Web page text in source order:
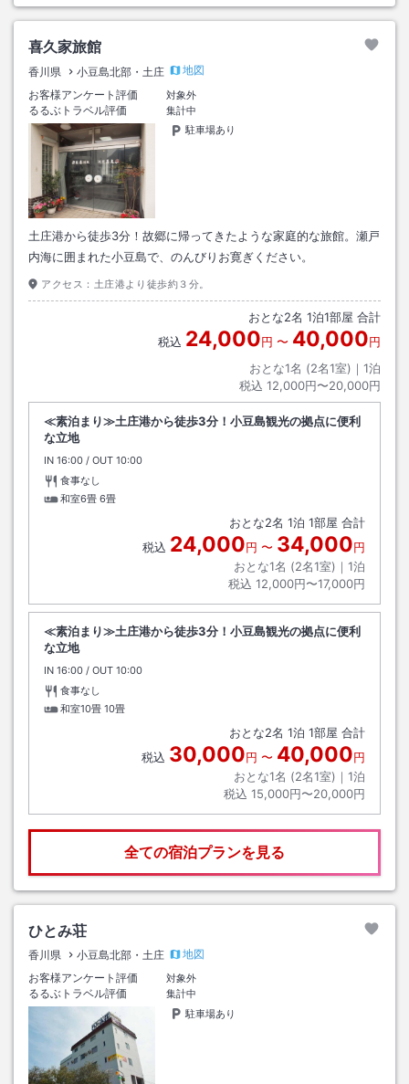
喜久家旅館
香川県 小豆島北部・土庄
地図
お客様アンケート評価
対象外
るるぶトラベル評価
集計中
駐車場あり
土庄港から徒歩3分！故郷に帰ってきたような家庭的な旅館。瀬戸
内海に囲まれた小豆島で、のんびりお寛ぎください。
アクセス： 土庄港より徒歩約３分。
おとな2名 1泊1部屋 合計
税込 24,000円 〜 40,000円
おとな1名 (2名1室)｜ 1泊
税込 12,000円〜20,000円
≪素泊まり≫土庄港から徒歩3分！小豆島観光の拠点に便利
な立地
IN チェックイン
16:00 / OUT チェックアウト
10:00
食事なし
和室6畳 6畳
おとな2名 1泊 1部屋 合計
税込 24,000円 〜 34,000円
おとな1名 (2名1室)｜ 1泊
税込 12,000円〜17,000円
≪素泊まり≫土庄港から徒歩3分！小豆島観光の拠点に便利
な立地
IN チェックイン
16:00 / OUT チェックアウト
10:00
食事なし
和室10畳 10畳
おとな2名 1泊 1部屋 合計
税込 30,000円 〜 40,000円
おとな1名 (2名1室)｜ 1泊
税込 15,000円〜20,000円
全ての宿泊プランを見る
ひとみ荘
香川県 小豆島北部・土庄
地図
お客様アンケート評価
対象外
るるぶトラベル評価
集計中
駐車場あり